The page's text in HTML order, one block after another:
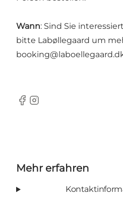
Wann: Sind Sie
bitte Labøllegaard um
Facebook
Instagram
Mehr erfahren